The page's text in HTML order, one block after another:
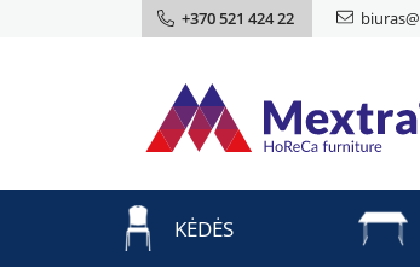
+370 521 424 22
KĖDĖS